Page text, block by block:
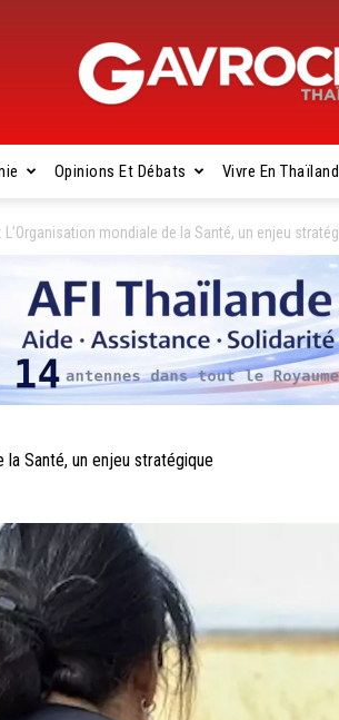
Gavroche
Thaïlande
Opinions Et Débats Vivre En
: L’Organisation mondiale de la Santé, un enjeu
la Santé, un enjeu stratégique